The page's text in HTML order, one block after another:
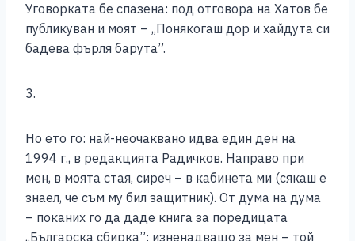
Уговорката бе спазена: под отговора на Хатов бе
публикуван и моят – ,,Понякогаш дор и хайдута си
бадева фърля барута”.
3.
Но ето го: най-неочаквано идва един ден на
1994 г., в редакцията Радичков. Направо при
мен, в моята стая, сиреч – в кабинета ми (сякаш е
знаел, че съм му бил защитник). От дума на дума
– поканих го да даде книга за поредицата
,,Българска сбирка”; изненадващо за мен – той